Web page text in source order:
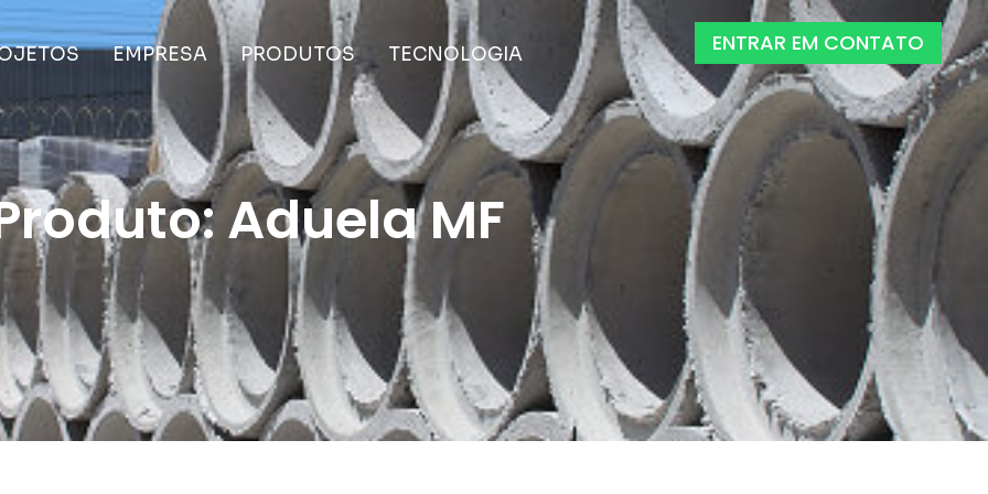
EMPRESA PRODUTOS TECNOLOGIA ENTRAR EM CONTATO
Aduela MF